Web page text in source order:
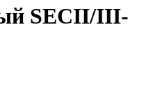
SECII/III-